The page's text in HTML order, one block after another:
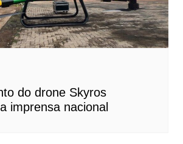
do drone Skyros
imprensa nacional